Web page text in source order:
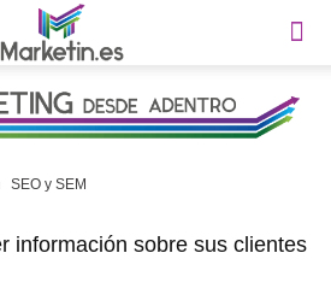
SEO y SEM
información sobre sus clientes